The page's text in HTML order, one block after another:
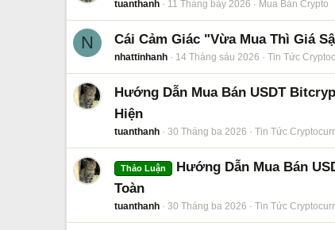
tuanthanh 11 Tháng bảy 2026 Mua Bán Crypto
N Cái Cảm Giác "Vừa Mua Thì Giá
nhattinhanh 14 Tháng sáu 2026 Tin Tức
Hướng Dẫn Mua Bán USDT
Hiện
tuanthanh 30 Tháng ba 2026 Tin Tức
Thảo Luận
Hướng Dẫn Mua Bán
Toàn
tuanthanh 30 Tháng ba 2026 Tin Tức